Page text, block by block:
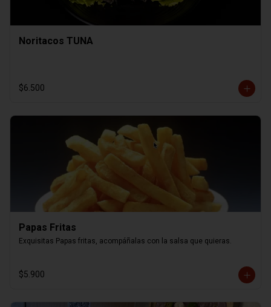
Noritacos TUNA
$6.500
Papas Fritas
Exquisitas Papas fritas, acompáñalas con la salsa que quieras.
$5.900